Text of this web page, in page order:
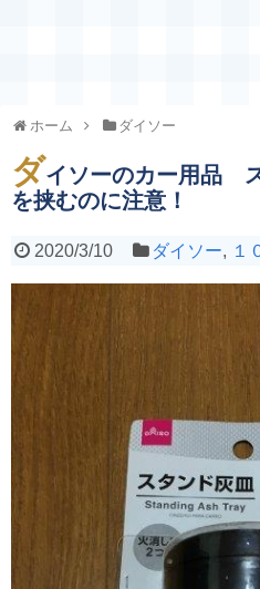
ホーム ダイソー
ダイソーのカー用品
を挟むのに注意！
2020/3/10 ダイソー, １